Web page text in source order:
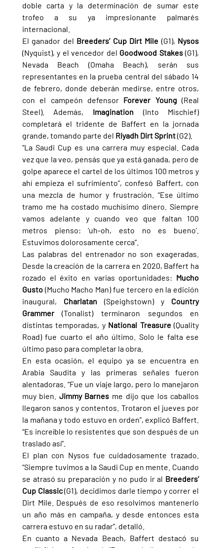
doble carta y la determinación de sumar este
trofeo a su ya impresionante palmarés
internacional.
El ganador del Breeders’ Cup Dirt Mile (G1),
(Nyquist), y el vencedor del Goodwood Stakes (G1),
Nevada Beach (Omaha Beach), serán sus
representantes en la prueba central del sábado 14
de febrero, donde deberán medirse, entre otros,
con el campeón defensor Forever Young (Real
Steel). Además, Imagination (Into Mischief)
completará el tridente de Baffert en la jornada
grande, tomando parte del Riyadh Dirt Sprint (G2).
“La Saudi Cup es una carrera muy especial. Cada
vez que la veo, pensás que ya está ganada, pero de
golpe aparece el cartel de los últimos 100 metros y
ahí empieza el sufrimiento”, confesó Baffert, con
una mezcla de humor y frustración. “Ese último
tramo me ha costado muchísimo dinero. Siempre
vamos adelante y cuando veo que faltan 100
metros pienso: ‘uh-oh, esto no es bueno’.
Estuvimos dolorosamente cerca”.
Las palabras del entrenador no son exageradas.
Desde la creación de la carrera en 2020, Baffert ha
rozado el éxito en varias oportunidades: Mucho
Gusto (Mucho Macho Man) fue tercero en la edición
inaugural, Charlatan (Speighstown) y Country
Grammer (Tonalist) terminaron segundos en
distintas temporadas, y National Treasure (Quality
Road) fue cuarto el año último. Solo le falta ese
último paso para completar la obra.
En esta ocasión, el equipo ya se encuentra en
Arabia Saudita y las primeras señales fueron
alentadoras. “Fue un viaje largo, pero lo manejaron
muy bien. Jimmy Barnes me dijo que los caballos
llegaron sanos y contentos. Trotaron el jueves por
la mañana y todo estuvo en orden”, explicó Baffert.
“Es increíble lo resistentes que son después de un
traslado así”.
El plan con Nysos fue cuidadosamente trazado.
“Siempre tuvimos a la Saudi Cup en mente. Cuando
se atrasó su preparación y no pudo ir al Breeders’
Cup Classic (G1), decidimos darle tiempo y correr el
Dirt Mile. Después de eso resolvimos mantenerlo
un año más en campaña, y desde entonces esta
carrera estuvo en su radar”, detalló.
En cuanto a Nevada Beach, Baffert destacó su